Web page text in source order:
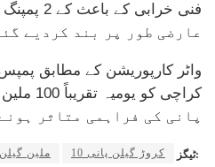
عارضی طور پر بند کردیے
واٹر کارپوریشن کے مطابق
پانی کی فراہمی متاثر
ٹیگز: 10 کروڑ گیلن پانی 100 ملین گیلن